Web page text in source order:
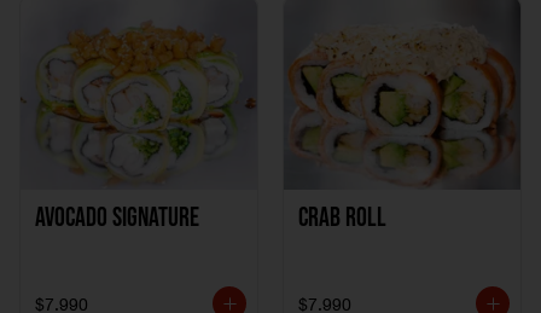
AVOCADO SIGNATURE
$7.990
CRAB ROLL
$7.990